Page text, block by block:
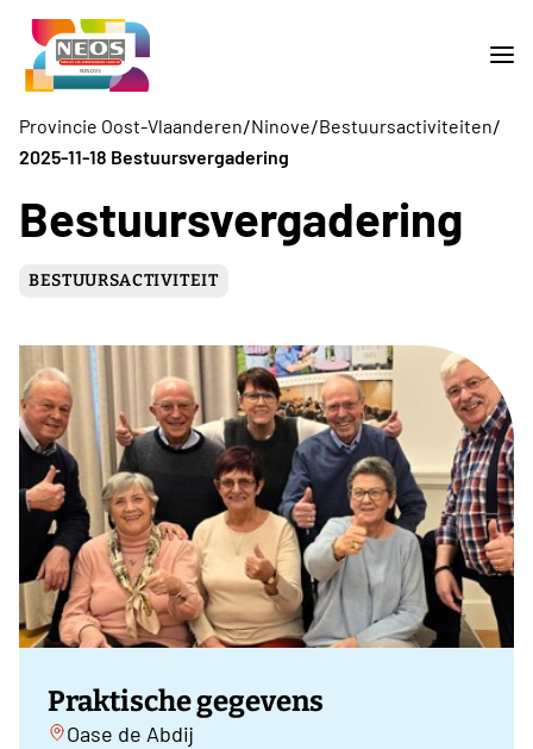
Provincie Oost-Vlaanderen/Ninove/Bestuursactiviteiten/
2025-11-18 Bestuursvergadering
Bestuursvergadering
BESTUURSACTIVITEIT
Praktische gegevens
Oase de Abdij